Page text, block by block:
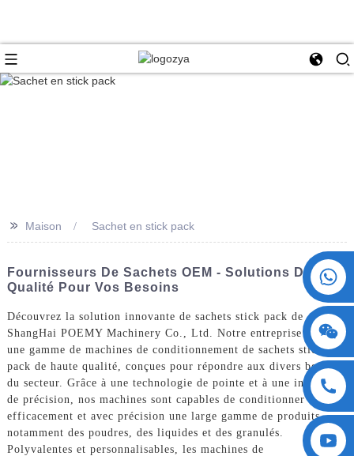
+86 15730993174
>> Maison Sachet en stick pack
Fournisseurs De Sachets OEM - Solutions De
Qualité Pour Vos Besoins
Découvrez la solution innovante de sachets stick pack de
ShangHai POEMY Machinery Co., Ltd. Notre entreprise propose
une gamme de machines de conditionnement de sachets stick
pack de haute qualité, conçues pour répondre aux divers besoins
du secteur. Grâce à une technologie de pointe et à une ingénierie
de précision, nos machines sont capables de conditionner
efficacement et avec précision une large gamme de produits,
notamment des poudres, des liquides et des granulés.
Polyvalentes et personnalisables, les machines de